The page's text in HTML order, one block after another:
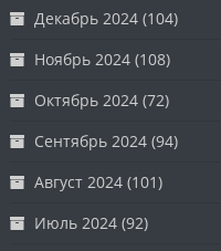
Декабрь 2024 (104)
Ноябрь 2024 (108)
Октябрь 2024 (72)
Сентябрь 2024 (94)
Август 2024 (101)
Июль 2024 (92)